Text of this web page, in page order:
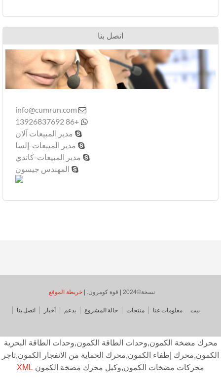
اتصل بنا

info@cumrun.com
+86 13926837692
مدير المبيعات آلان
مدير المبيعات-إلسا
مدير المبيعات-كاندي
المهندس جيسون
نسخة©2024 | قوة كومرون. | خريطة الموقع
بيت معلومات عنا منتجات حالة المشروع يدعم أخبار اتصل بنا
مضخة الكمون,وحدات الطاقة الكمون,وحدات الطاقة البحرية
إطفاء الكمون,محرك الحماية من الانفجار الكمون,تاجر
محركات مضخات الكمون,وكيل محرك مضخة الكمونXML